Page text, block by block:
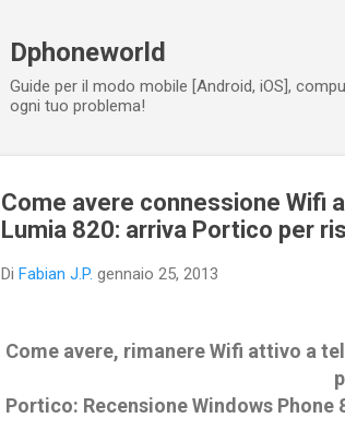
Dphoneworld
Guide per il modo mobile [Android, iOS],
ogni tuo problema!
Come avere connessione Wifi
Lumia 820: arriva Portico per
Di Fabian J.P. gennaio 25, 2013
Come avere, rimanere Wifi attivo a
Portico: Recensione Windows